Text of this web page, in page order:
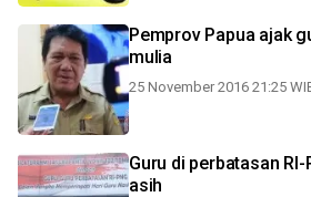
Pemprov Papua ajak
mulia
25 November 2016 21:25
Guru di perbatasan
asih